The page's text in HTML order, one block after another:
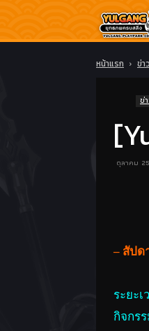
หน้าแรก ข่า
ข่
ตุลาคม
– สัปด
ระยะ
กิจกร